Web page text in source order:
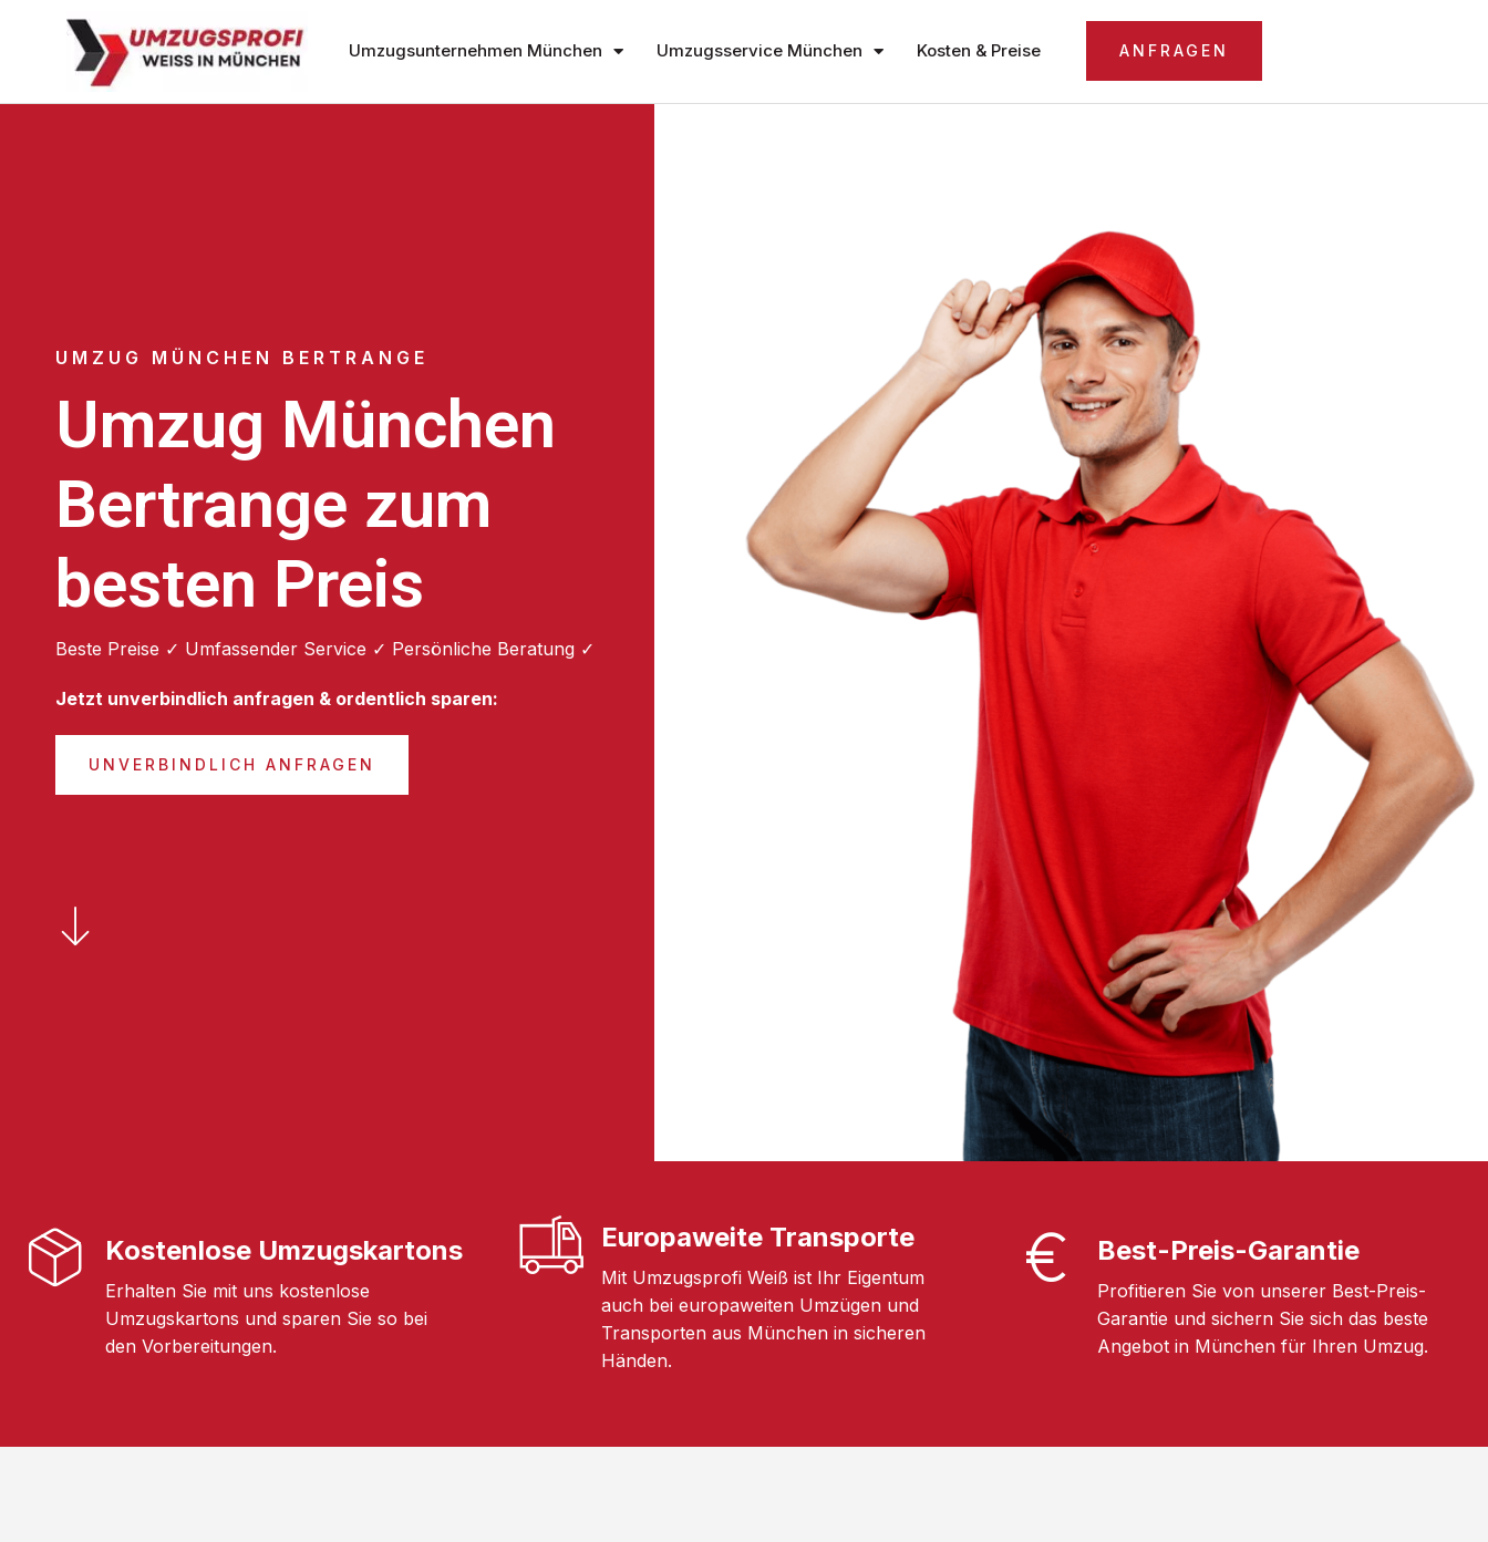
Umzugsunternehmen München Umzugsservice München Kosten & Preise ANFRAGEN
UMZUG MÜNCHEN BERTRANGE
Umzug München
Bertrange zum
besten Preis
Beste Preise ✓ Umfassender Service ✓ Persönliche Beratung ✓
Jetzt unverbindlich anfragen & ordentlich sparen:
UNVERBINDLICH ANFRAGEN
Kostenlose Umzugskartons
Erhalten Sie mit uns kostenlose
Umzugskartons und sparen Sie so bei
den Vorbereitungen.
Europaweite Transporte
Mit Umzugsprofi Weiß ist Ihr Eigentum
auch bei europaweiten Umzügen und
Transporten aus München in sicheren
Händen.
Best-Preis-Garantie
Profitieren Sie von unserer Best-Preis-
Garantie und sichern Sie sich das beste
Angebot in München für Ihren Umzug.